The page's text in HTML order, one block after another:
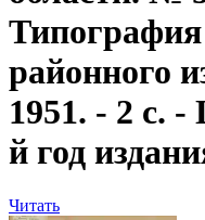
Типография
районного
1951. - 2 с.
й год
Читать